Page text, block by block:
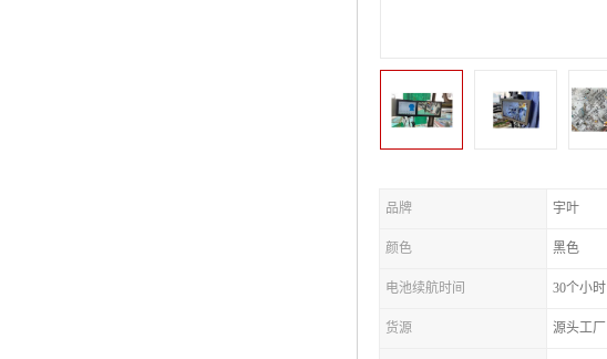
品牌 宇叶
颜色 黑色
电池续航时间 30个小时
货源 源头工厂